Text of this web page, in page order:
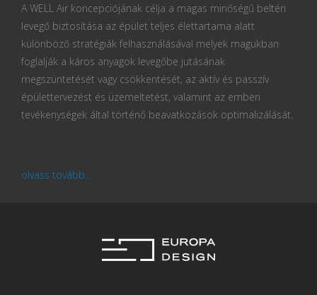
A WELL Air koncepciójának célja a magas minőségű beltéri
levegő biztosítása az épület teljes élettartama alatt
különböző stratégiák felhasználásával melyek magukban
foglalják a káros anyagok levegőbe jutásának
megszüntetését vagy csökkentését, az aktív és passzív
épülettervezést és üzemeltetést, valamint az emberi
tevékenységek által történő beavatkozások optimalizálását.
olvass tovább...